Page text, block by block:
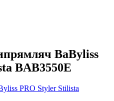
BaByliss
BAB3550E